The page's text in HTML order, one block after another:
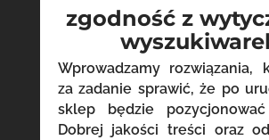
zgodność z
Wprowadzamy rozwiązania,
za zadanie sprawić, że po
sklep będzie
Dobrej jakości treści oraz